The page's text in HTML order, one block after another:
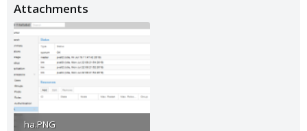
Attachments
ha.PNG